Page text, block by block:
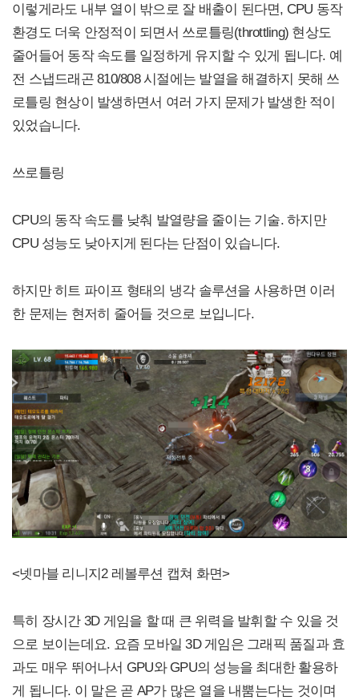
이렇게라도 내부 열이 밖으로 잘 배출이 된다면, CPU 동작
환경도 더욱 안정적이 되면서 쓰로틀링(throttling) 현상도
줄어들어 동작 속도를 일정하게 유지할 수 있게 됩니다. 예
전 스냅드래곤 810/808 시절에는 발열을 해결하지 못해 쓰
로틀링 현상이 발생하면서 여러 가지 문제가 발생한 적이
있었습니다.
쓰로틀링
CPU의 동작 속도를 낮춰 발열량을 줄이는 기술. 하지만
CPU 성능도 낮아지게 된다는 단점이 있습니다.
하지만 히트 파이프 형태의 냉각 솔루션을 사용하면 이러
한 문제는 현저히 줄어들 것으로 보입니다.
<넷마블 리니지2 레볼루션 캡쳐 화면>
특히 장시간 3D 게임을 할 때 큰 위력을 발휘할 수 있을 것
으로 보이는데요. 요즘 모바일 3D 게임은 그래픽 품질과 효
과도 매우 뛰어나서 GPU와 GPU의 성능을 최대한 활용하
게 됩니다. 이 말은 곧 AP가 많은 열을 내뿜는다는 것이며